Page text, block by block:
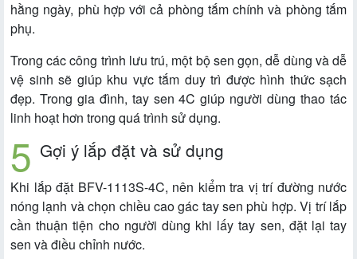
hằng ngày, phù hợp với cả phòng tắm chính và phòng tắm
phụ.
Trong các công trình lưu trú, một bộ sen gọn, dễ dùng và dễ
vệ sinh sẽ giúp khu vực tắm duy trì được hình thức sạch
đẹp. Trong gia đình, tay sen 4C giúp người dùng thao tác
linh hoạt hơn trong quá trình sử dụng.
Gợi ý lắp đặt và sử dụng
Khi lắp đặt BFV-1113S-4C, nên kiểm tra vị trí đường nước
nóng lạnh và chọn chiều cao gác tay sen phù hợp. Vị trí lắp
cần thuận tiện cho người dùng khi lấy tay sen, đặt lại tay
sen và điều chỉnh nước.